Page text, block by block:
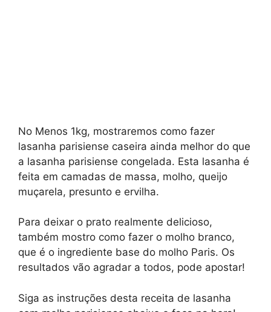
No Menos 1kg, mostraremos como fazer
lasanha parisiense caseira ainda melhor do que
a lasanha parisiense congelada. Esta lasanha é
feita em camadas de massa, molho, queijo
muçarela, presunto e ervilha.
Para deixar o prato realmente delicioso,
também mostro como fazer o molho branco,
que é o ingrediente base do molho Paris. Os
resultados vão agradar a todos, pode apostar!
Siga as instruções desta receita de lasanha